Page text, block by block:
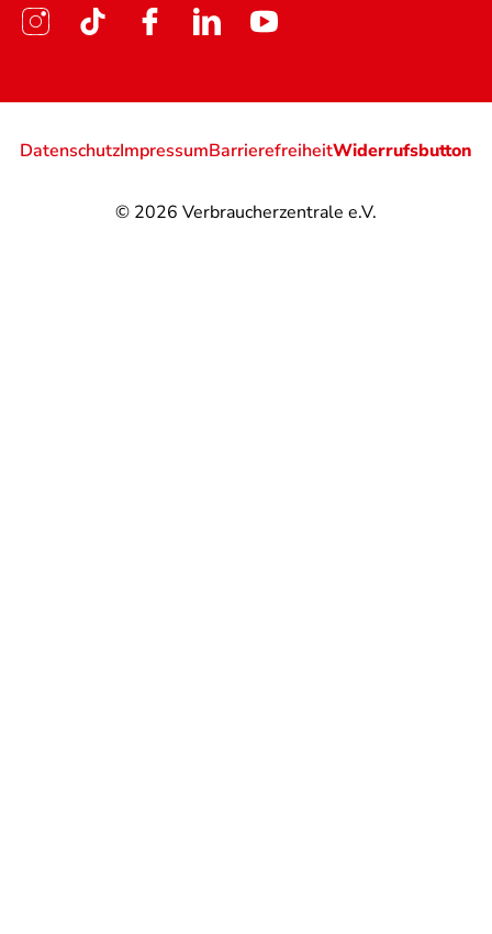
© 2026 Verbraucherzentrale e.V.
DatenschutzImpressumBarrierefreiheitWiderrufsbutton